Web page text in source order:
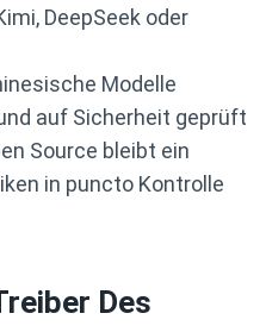
DeepSeek oder
Modelle
auf Sicherheit geprüft
Source bleibt ein
in puncto Kontrolle
Des